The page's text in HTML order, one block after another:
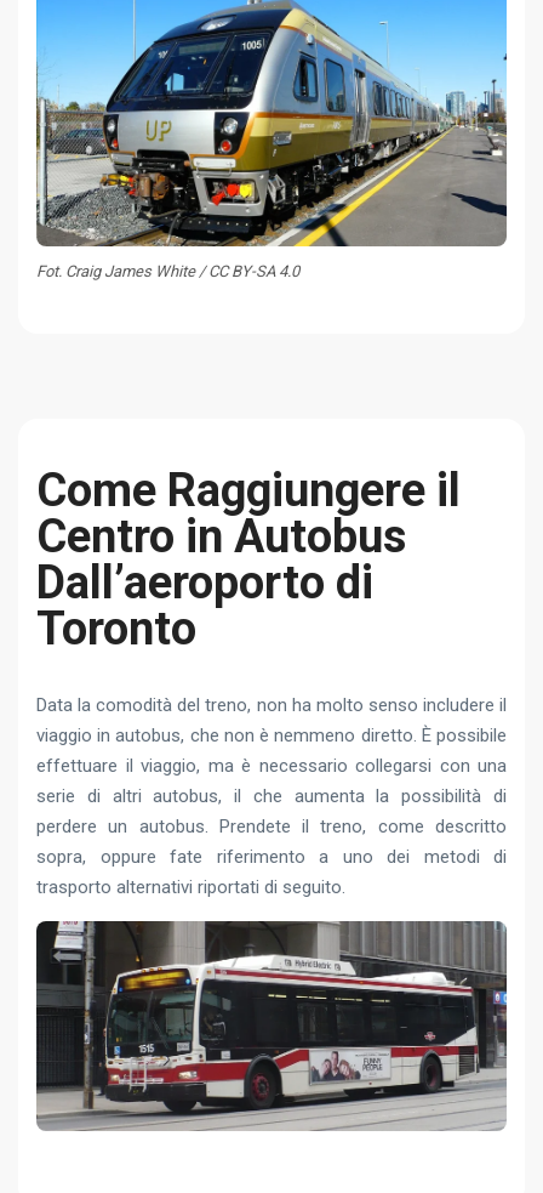
Fot. Craig James White / CC BY-SA 4.0
Come Raggiungere il
Centro in Autobus
Dall’aeroporto di
Toronto
Data la comodità del treno, non ha molto senso includere il
viaggio in autobus, che non è nemmeno diretto. È possibile
effettuare il viaggio, ma è necessario collegarsi con una
serie di altri autobus, il che aumenta la possibilità di
perdere un autobus. Prendete il treno, come descritto
sopra, oppure fate riferimento a uno dei metodi di
trasporto alternativi riportati di seguito.